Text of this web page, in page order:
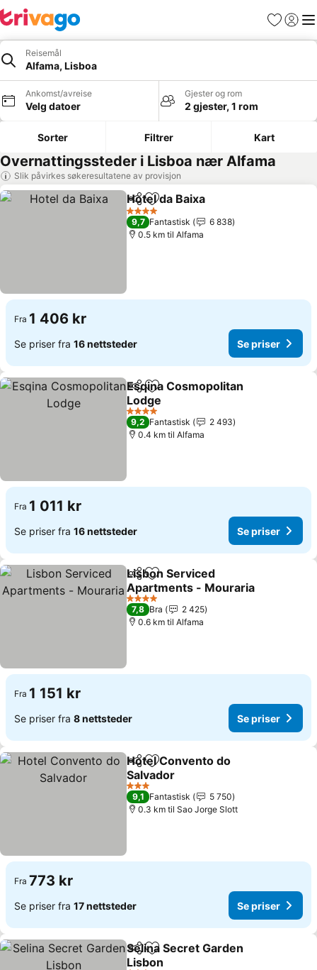
Favoritter
Logg
Reisemål
Alfama, Lisboa
Ankomst/avreise
Velg datoer
Gjester og rom
2 gjester, 1 rom
Sorter Filtrer Kart
Overnattingssteder i Lisboa nær Alfama
Slik påvirkes søkeresultatene av provisjon
Del Legg til i favoritter
Hotel da Baixa
4 Stjerner
9,7 Fantastisk
6 838
0.5 km til Alfama
Fra 1 406 kr
Se priser fra 16 nettsteder Se priser
Del Legg til i favoritter
Esqina Cosmopolitan
Lodge
4 Stjerner
9,2 Fantastisk
2 493
0.4 km til Alfama
Fra 1 011 kr
Se priser fra 16 nettsteder Se priser
Del Legg til i favoritter
Lisbon Serviced
Apartments - Mouraria
4 Stjerner
7,8 Bra
2 425
0.6 km til Alfama
Fra 1 151 kr
Se priser fra 8 nettsteder Se priser
Del Legg til i favoritter
Hotel Convento do
Salvador
3 Stjerner
9,1 Fantastisk
5 750
0.3 km til Sao Jorge Slott
Fra 773 kr
Se priser fra 17 nettsteder Se priser
Del Legg til i favoritter
Selina Secret Garden
Lisbon